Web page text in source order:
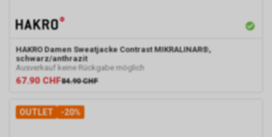
HAKRO Damen Sweatjacke Contrast MIKRALINAR®,
schwarz/anthrazit
Ausverkauf keine Rückgabe möglich
67.90 CHF84.90 CHF
OUTLET -20%